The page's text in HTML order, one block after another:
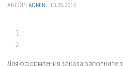
АВТОР: ADMIN · 13.05.2016
Для оформления заказа заполните